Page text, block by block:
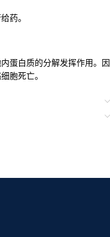
药。
蛋白质的分解发挥作用。因
胞死亡。